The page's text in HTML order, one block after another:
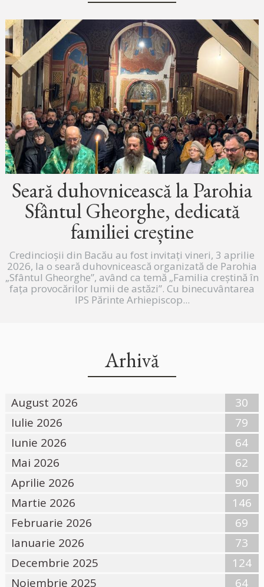
Seară duhovnicească la Parohia
Sfântul Gheorghe, dedicată
familiei creștine
Credincioșii din Bacău au fost invitați vineri, 3 aprilie
2026, la o seară duhovnicească organizată de Parohia
„Sfântul Gheorghe”, având ca temă „Familia creștină în
fața provocărilor lumii de astăzi”. Cu binecuvântarea
IPS Părinte Arhiepiscop...
Arhivă
August 2026
30
Iulie 2026
79
Iunie 2026
64
Mai 2026
62
Aprilie 2026
90
Martie 2026
146
Februarie 2026
69
Ianuarie 2026
73
Decembrie 2025
124
Noiembrie 2025
64